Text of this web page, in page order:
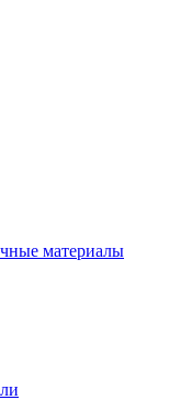
материалы